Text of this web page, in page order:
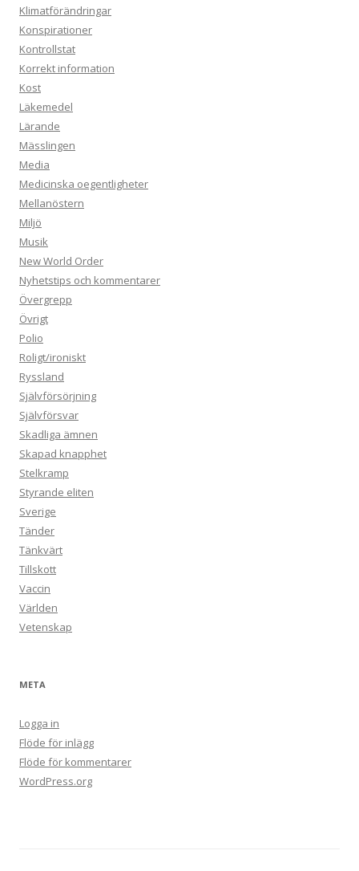
Klimatförändringar
Konspirationer
Kontrollstat
Korrekt information
Kost
Läkemedel
Lärande
Mässlingen
Media
Medicinska oegentligheter
Mellanöstern
Miljö
Musik
New World Order
Nyhetstips och kommentarer
Övergrepp
Övrigt
Polio
Roligt/ironiskt
Ryssland
Självförsörjning
Självförsvar
Skadliga ämnen
Skapad knapphet
Stelkramp
Styrande eliten
Sverige
Tänder
Tänkvärt
Tillskott
Vaccin
Världen
Vetenskap
META
Logga in
Flöde för inlägg
Flöde för kommentarer
WordPress.org